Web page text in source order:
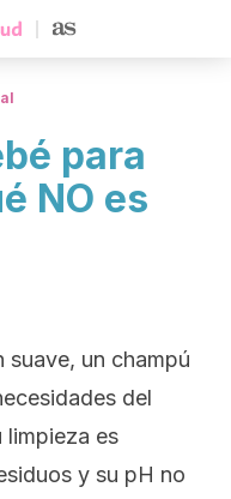
para
NO es
suave, un champú
del
limpieza es
y su pH no